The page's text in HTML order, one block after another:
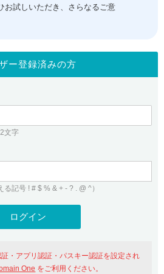
ログイン
ドメインをご利用希望の方
Domainにログイン
サーバーを含む最新の機能を使う方
ユーザー登録
お試しいただき、さらなるご意
ー登録済みの方
文字
記号 ! # $ % & + - ? . @ ^）
・アプリ認証・パスキー認証を設定され
One をご利用ください。